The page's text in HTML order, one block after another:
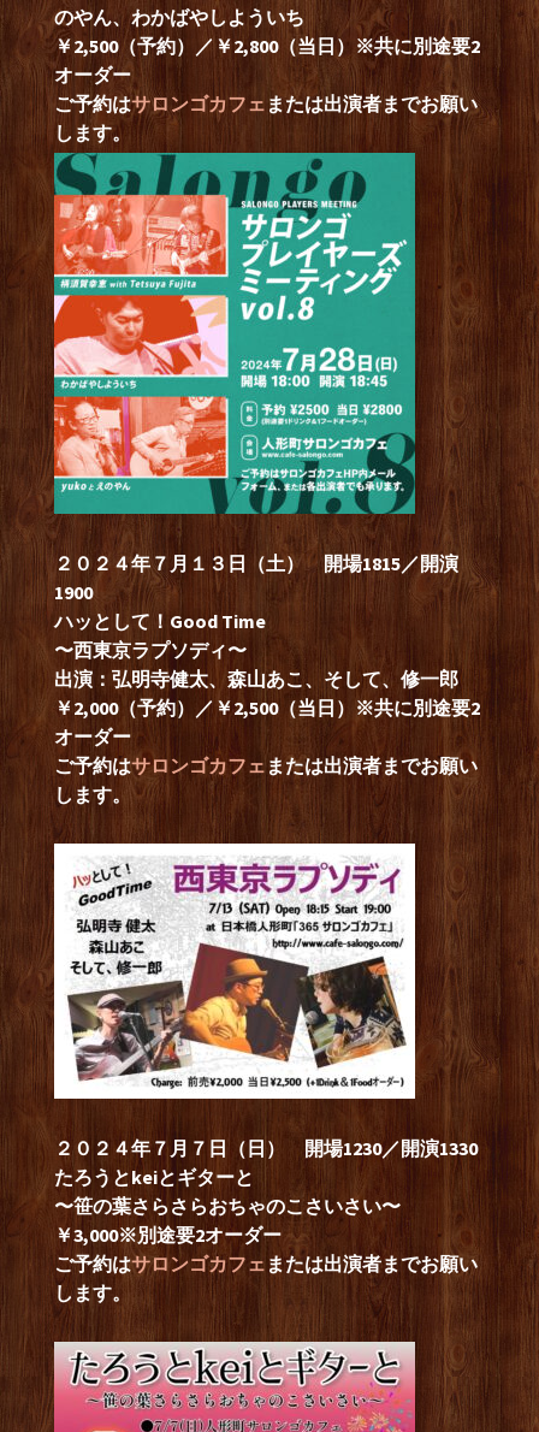
のやん、わかばやしよういち
￥2,500（予約）／￥2,800（当日）※共に別途要2
オーダー
ご予約はサロンゴカフェ または出演者までお願い
します。
２０２４年７月１３日（土） 開場1815／開演
1900
ハッとして！Good Time
〜西東京ラプソディ〜
出演：弘明寺健太、森山あこ、そして、修一郎
￥2,000（予約）／￥2,500（当日）※共に別途要2
オーダー
ご予約はサロンゴカフェ または出演者までお願い
します。
２０２４年７月７日（日） 開場1230／開演1330
たろうとkeiとギターと
〜笹の葉さらさらおちゃのこさいさい〜
￥3,000※別途要2オーダー
ご予約はサロンゴカフェ または出演者までお願い
します。